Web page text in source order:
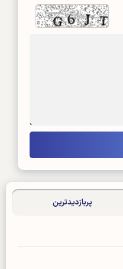
پربازدیدترین